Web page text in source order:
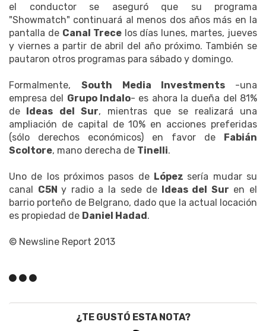
el conductor se aseguró que su programa
"Showmatch" continuará al menos dos años más en la
pantalla de Canal Trecelos días lunes, martes, jueves
y viernes a partir de abril del año próximo. También se
pautaron otros programas para sábado y domingo.
Formalmente, South Media Investments -una
empresa del Grupo Indalo- es ahora la dueña del 81%
de Ideas del Sur, mientras que se realizará una
ampliación de capital de 10% en acciones preferidas
(sólo derechos económicos) en favor de Fabián
Scoltore, mano derecha de Tinelli.
Uno de los próximos pasos de López sería mudar su
canal C5Ny radio a la sede de Ideas del Sur en el
barrio porteño de Belgrano, dado que la actual locación
es propiedad de Daniel Hadad.
© Newsline Report 2013
¿TE GUSTÓ ESTA NOTA?